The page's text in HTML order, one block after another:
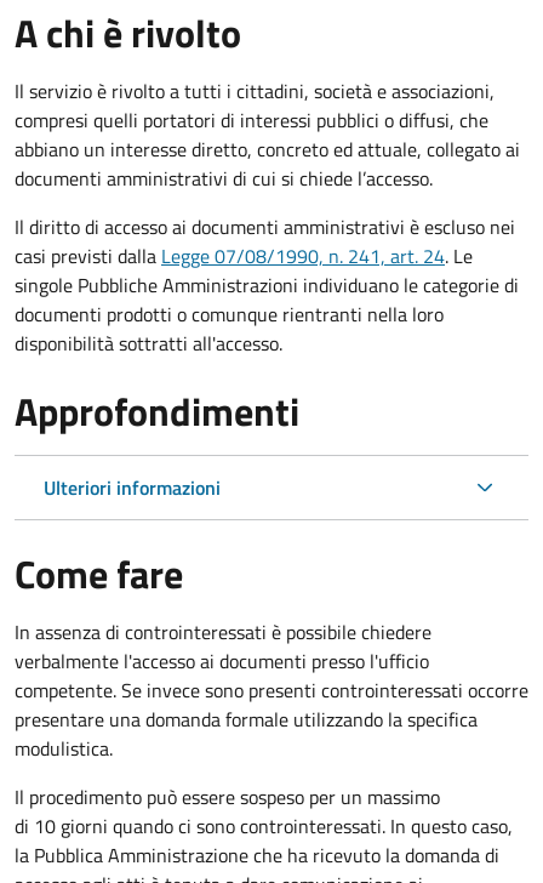
A chi è rivolto
Il servizio è rivolto a tutti i cittadini, società e associazioni,
compresi quelli portatori di interessi pubblici o diffusi, che
abbiano un interesse diretto, concreto ed attuale, collegato ai
documenti amministrativi di cui si chiede l’accesso.
Il diritto di accesso ai documenti amministrativi è escluso nei
casi previsti dalla Legge 07/08/1990, n. 241, art. 24. Le
singole Pubbliche Amministrazioni individuano le categorie di
documenti prodotti o comunque rientranti nella loro
disponibilità sottratti all'accesso.
Approfondimenti
Ulteriori informazioni
Come fare
In assenza di controinteressati è possibile chiedere
verbalmente l'accesso ai documenti presso l'ufficio
competente. Se invece sono presenti controinteressati occorre
presentare una domanda formale utilizzando la specifica
modulistica.
Il procedimento può essere sospeso per un massimo
di 10 giorni quando ci sono controinteressati. In questo caso,
la Pubblica Amministrazione che ha ricevuto la domanda di